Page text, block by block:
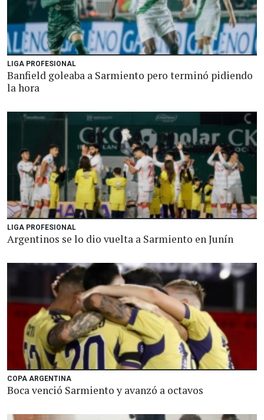
LIGA PROFESIONAL
Banfield goleaba a Sarmiento pero terminó pidiendo
la hora
LIGA PROFESIONAL
Argentinos se lo dio vuelta a Sarmiento en Junín
COPA ARGENTINA
Boca venció Sarmiento y avanzó a octavos